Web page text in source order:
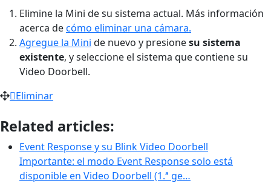
Elimine la Mini de su sistema actual. Más información
acerca decómo eliminar una cámara.
Agregue la Mini de nuevo y presionesu sistema
existente, y seleccione el sistema que contiene su
Video Doorbell.
Eliminar
Related articles:
Event Response y su Blink Video Doorbell
Importante: el modo Event Response solo está
disponible en Video Doorbell (1.ª ge…